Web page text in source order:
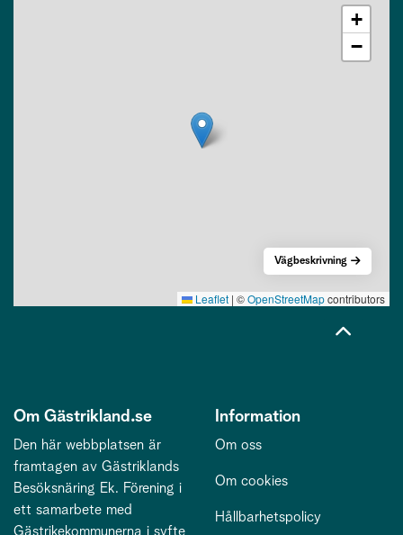
+
−
Leaflet | ©OpenStreetMapcontributors
Vägbeskrivning
Om Gästrikland.se
Den här webbplatsen är
framtagen av Gästriklands
Besöksnäring Ek. Förening i
ett samarbete med
Gästrikekommunerna i syfte
Information
Om oss
Om cookies
Hållbarhetspolicy